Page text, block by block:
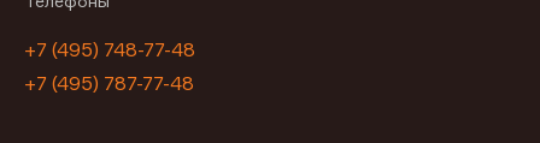
+7 (495) 748-77-48
+7 (495) 787-77-48